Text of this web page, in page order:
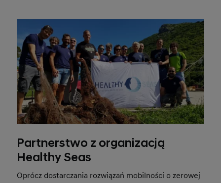
Partnerstwo z organizacją
Healthy Seas
Oprócz dostarczania rozwiązań mobilności o zerowej